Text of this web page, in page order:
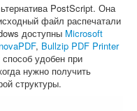
PostScript. Она
файл распечатали
доступны Microsoft
novaPDF, Bullzip PDF Printer
удобен при
нужно получить
структуры.